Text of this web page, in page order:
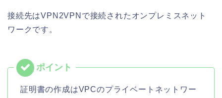
接続先はVPN2VPNで接続されたオンプレミスネット
ワークです。
証明書の作成はVPCのプライベートネットワー